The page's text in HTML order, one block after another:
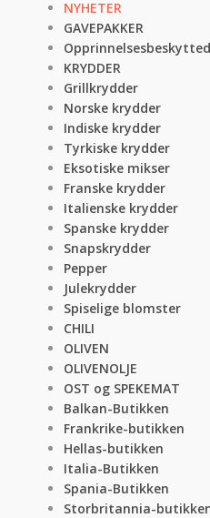
NYHETER
GAVEPAKKER
KRYDDER
Grillkrydder
Norske krydder
Indiske krydder
Tyrkiske krydder
Eksotiske mikser
Franske krydder
Italienske krydder
Spanske krydder
Snapskrydder
Pepper
Julekrydder
Spiselige blomster
CHILI
OLIVEN
OLIVENOLJE
OST og SPEKEMAT
Balkan-Butikken
Frankrike-butikken
Hellas-butikken
Italia-Butikken
Spania-Butikken
Storbritannia-